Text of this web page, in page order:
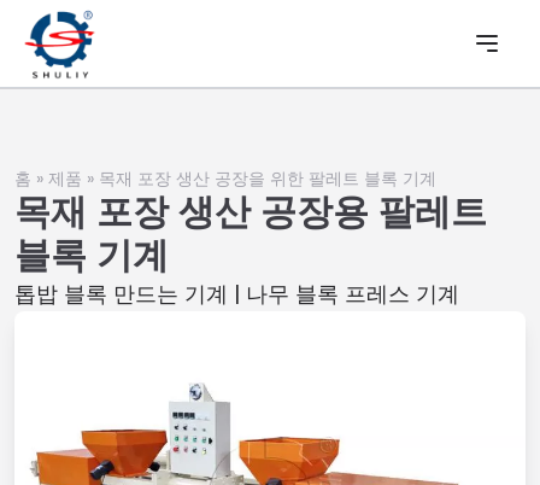
홈 » 제품 » 목재 포장 생산 공장을 위한 팔레트 블록 기계
목재 포장 생산 공장용 팔레트
블록 기계
톱밥 블록 만드는 기계 | 나무 블록 프레스 기계